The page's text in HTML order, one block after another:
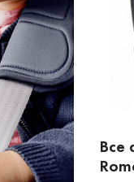
Все